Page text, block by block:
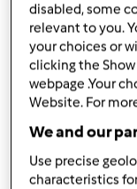
disabled, some
relevant to you.
your choices or
clicking the
webpage .Your
Website. For
We and our
Use precise
characteristics